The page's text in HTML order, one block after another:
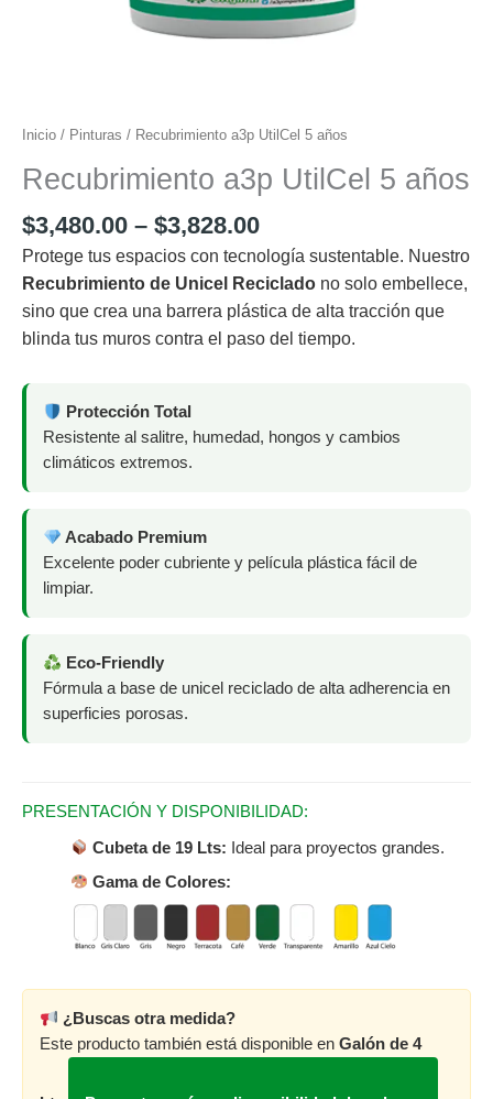
Inicio / Pinturas / Recubrimiento a3p UtilCel 5 años
Recubrimiento a3p UtilCel 5 años
$3,480.00 – $3,828.00Price
range:
$3,480.00
through
$3,828.00
Protege tus espacios con tecnología sustentable. Nuestro
Recubrimiento de Unicel Reciclado no solo embellece,
sino que crea una barrera plástica de alta tracción que
blinda tus muros contra el paso del tiempo.
Protección Total
Resistente al salitre, humedad, hongos y cambios
climáticos extremos.
Acabado Premium
Excelente poder cubriente y película plástica fácil de
limpiar.
Eco-Friendly
Fórmula a base de unicel reciclado de alta adherencia en
superficies porosas.
PRESENTACIÓN Y DISPONIBILIDAD:
Cubeta de 19 Lts: Ideal para proyectos grandes.
Gama de Colores:
¿Buscas otra medida?
Este producto también está disponible en Galón de 4